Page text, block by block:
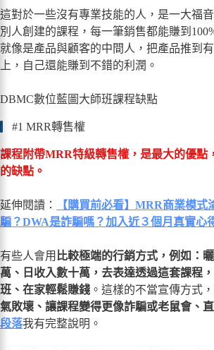
這對於一些沒有專業技能的人，是一大福
別人創建的課程，每一筆銷售都能賺到
就像是產品與顧客的中間人，把產品推到
上，自己還能賺到不錯的利潤。
DBMC數位藍圖大師班課程缺點
#1 MRR轉售權
課程附帶MRR特級轉售權，是最大的優點
的缺點。
延伸閱讀：
【購買前必看】MRR商業模式
騙？DWA是詐騙嗎？加入近３個月真實心
有些人會用 比較極端的行銷方式，例如：
萬、日收入數十萬，去表達透過這套課程
班、在家輕鬆賺錢 。這樣的不當宣傳方式
氣敗壞、讓課程變得更像詐騙或老鼠會、
段落我有完整說明。